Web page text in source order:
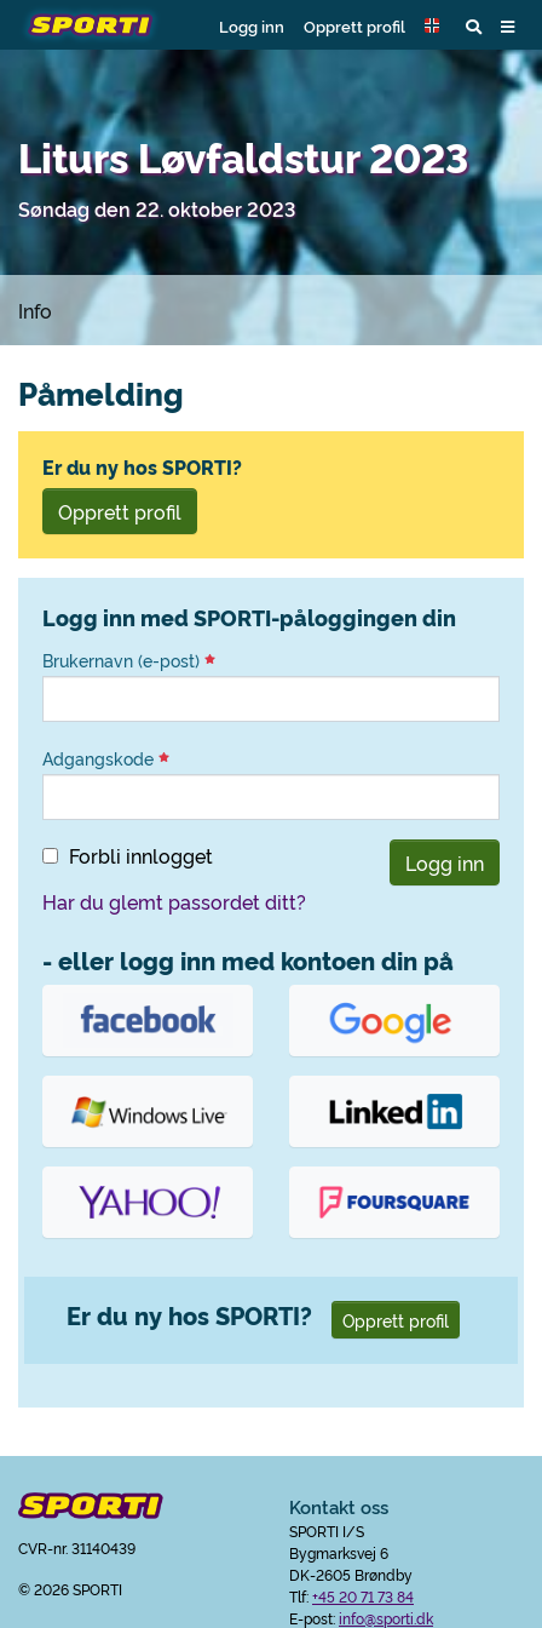
Logg inn Opprett profil
Liturs Løvfaldstur 2023
Søndag den 22. oktober 2023
Info
Påmelding
Er du ny hos SPORTI?
Opprett profil
Logg inn med SPORTI-påloggingen din
Brukernavn (e-post)
Adgangskode
Forbli innlogget
Logg inn
Har du glemt passordet ditt?
- eller logg inn med kontoen din på
Er du ny hos SPORTI? Opprett profil
CVR-nr. 31140439
© 2026 SPORTI
Kontakt oss
SPORTI I/S
Bygmarksvej 6
DK-2605 Brøndby
Tlf:+45 20 71 73 84
E-post:info@sporti.dk